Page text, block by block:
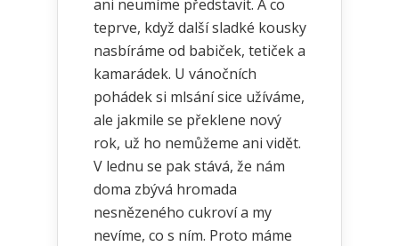
ani neumíme představit. A co
teprve, když další sladké kousky
nasbíráme od babiček, tetiček a
kamarádek. U vánočních
pohádek si mlsání sice užíváme,
ale jakmile se překlene nový
rok, už ho nemůžeme ani vidět.
V lednu se pak stává, že nám
doma zbývá hromada
nesnězeného cukroví a my
nevíme, co s ním. Proto máme